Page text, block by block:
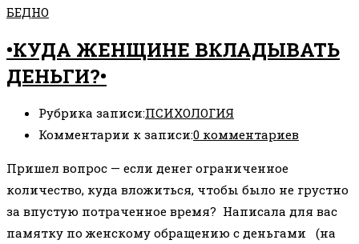
БЕДНО
•КУДА ЖЕНЩИНЕ ВКЛАДЫВАТЬ
ДЕНЬГИ?•
Рубрика записи:ПСИХОЛОГИЯ
Комментарии к записи:0 комментариев
Пришел вопрос — если денег ограниченное
количество, куда вложиться, чтобы было не грустно
за впустую потраченное время? Написала для вас
памятку по женскому обращению с деньгами (на